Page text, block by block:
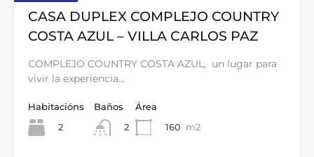
CASA DUPLEX COMPLEJO COUNTRY
COSTA AZUL – VILLA CARLOS PAZ
COMPLEJO COUNTRY COSTA AZUL, un lugar para
vivir la experiencia…
Habitacións
2
Baños
2
Área
160 m2